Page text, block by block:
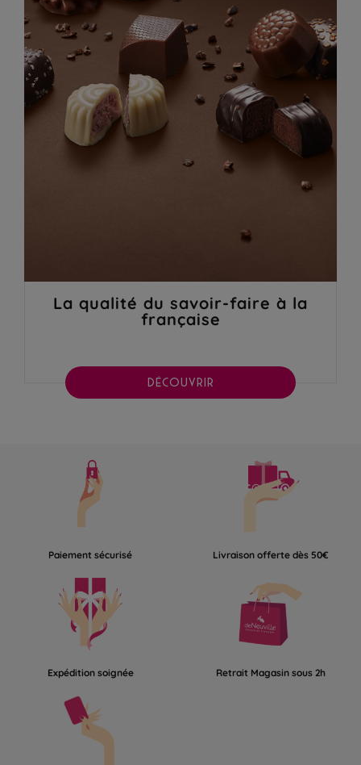
La qualité du savoir-faire à la
française
DÉCOUVRIR
Paiement sécurisé Livraison offerte dès 50€
Expédition soignée Retrait Magasin sous 2h